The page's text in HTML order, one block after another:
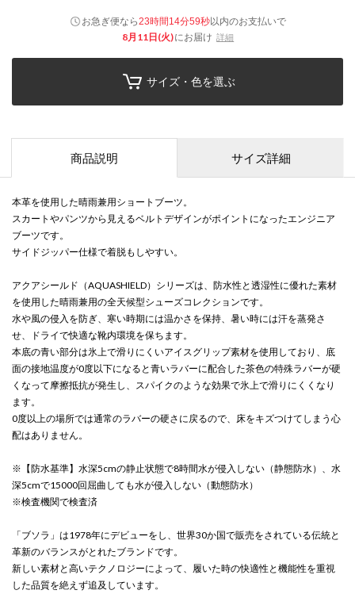
お急ぎ便なら23時間14分58秒以内のお支払いで
8月11日(火)にお届け 詳細
サイズ・色を選ぶ
商品説明 サイズ詳細
本革を使用した晴雨兼用ショートブーツ。
スカートやパンツから見えるベルトデザインがポイントになったエンジニア
ブーツです。
サイドジッパー仕様で着脱もしやすい。
アクアシールド（AQUASHIELD）シリーズは、防水性と透湿性に優れた素材
を使用した晴雨兼用の全天候型シューズコレクションです。
水や風の侵入を防ぎ、寒い時期には温かさを保持、暑い時には汗を蒸発さ
せ、ドライで快適な靴内環境を保ちます。
本底の青い部分は氷上で滑りにくいアイスグリップ素材を使用しており、底
面の接地温度が0度以下になると青いラバーに配合した茶色の特殊ラバーが硬
くなって摩擦抵抗が発生し、スパイクのような効果で氷上で滑りにくくなり
ます。
0度以上の場所では通常のラバーの硬さに戻るので、床をキズつけてしまう心
配はありません。
※【防水基準】水深5cmの静止状態で8時間水が侵入しない（静態防水）、水
深5cmで15000回屈曲しても水が侵入しない（動態防水）
※検査機関で検査済
「ブソラ」は1978年にデビューをし、世界30か国で販売をされている伝統と
革新のバランスがとれたブランドです。
新しい素材と高いテクノロジーによって、履いた時の快適性と機能性を重視
した品質を絶えず追及しています。